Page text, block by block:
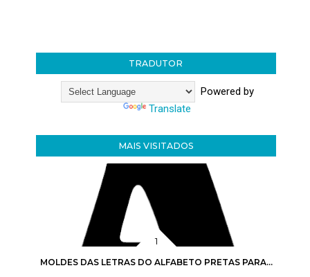
TRADUTOR
Powered by
Translate
MAIS VISITADOS
MOLDES DAS LETRAS DO ALFABETO PRETAS PARA...